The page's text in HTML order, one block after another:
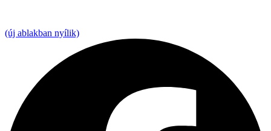
(új ablakban nyílik)